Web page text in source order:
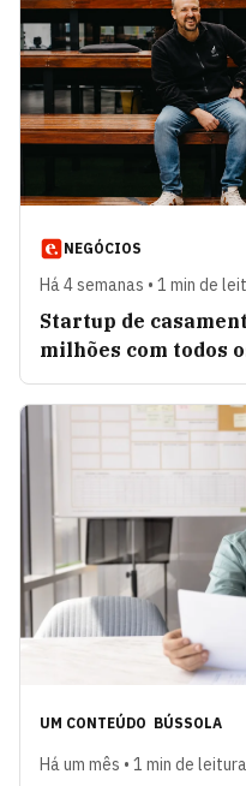
NEGÓCIOS
Há 4 semanas • 1 min de
Startup de
milhões com todos
UM CONTEÚDO BÚSSOLA
Há um mês • 1 min de leitura